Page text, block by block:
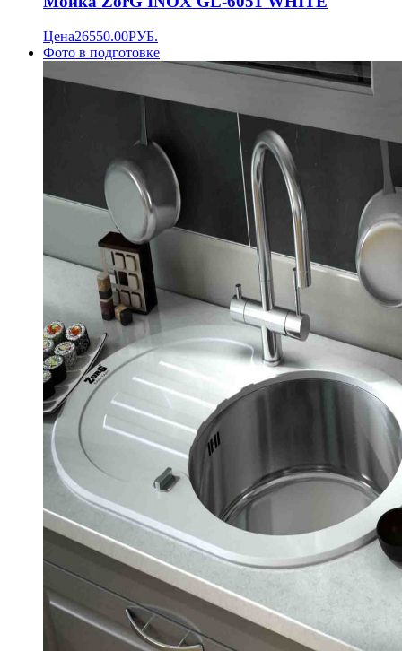
Цена26550.00РУБ.
Фото в подготовке